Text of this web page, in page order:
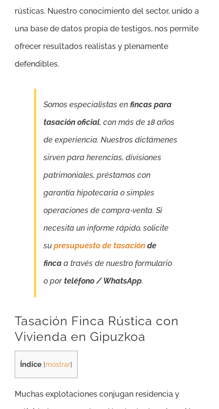
rústicas. Nuestro conocimiento del sector, unido a
una base de datos propia de testigos, nos permite
ofrecer resultados realistas y plenamente
defendibles.
Somos especialistas en fincas para
tasación oficial, con más de 18 años
de experiencia. Nuestros dictámenes
sirven para herencias, divisiones
patrimoniales, préstamos con
garantía hipotecaria o simples
operaciones de compra‑venta. Si
necesita un informe rápido, solicite
su presupuesto de tasación de
finca a través de nuestro formulario
o por teléfono / WhatsApp.
Tasación Finca Rústica con
Vivienda en Gipuzkoa
Índice [mostrar]
Muchas explotaciones conjugan residencia y